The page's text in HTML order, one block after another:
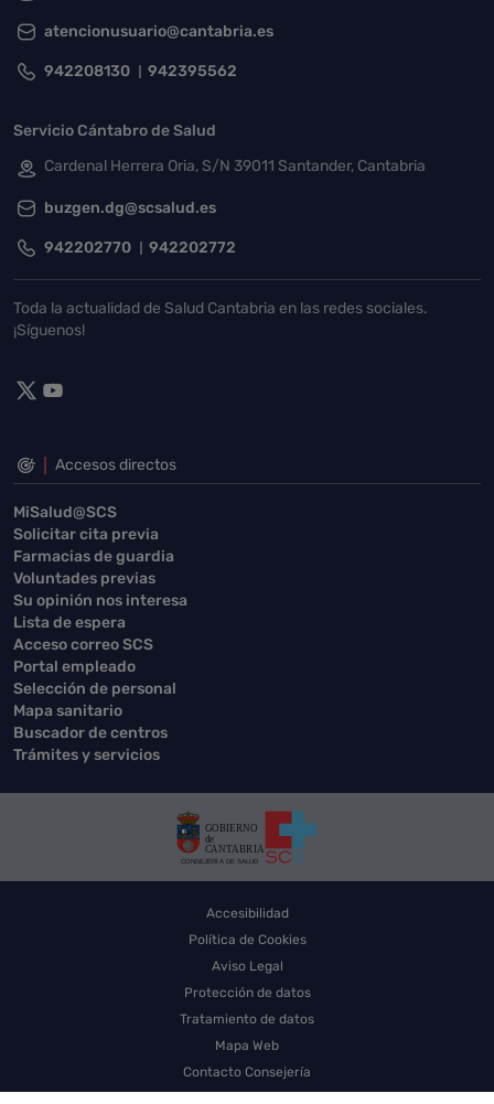
atencionusuario@cantabria.es
942208130 942395562
Servicio Cántabro de Salud
Cardenal Herrera Oria, S/N 39011 Santander, Cantabria
buzgen.dg@scsalud.es
942202770 942202772
Toda la actualidad de Salud Cantabria en las redes sociales.
¡Síguenos!
Accesos directos
MiSalud@SCS
Solicitar cita previa
Farmacias de guardia
Voluntades previas
Su opinión nos interesa
Lista de espera
Acceso correo SCS
Portal empleado
Selección de personal
Mapa sanitario
Buscador de centros
Trámites y servicios
Accesibilidad
Política de Cookies
Aviso Legal
Protección de datos
Tratamiento de datos
Mapa Web
Contacto Consejería